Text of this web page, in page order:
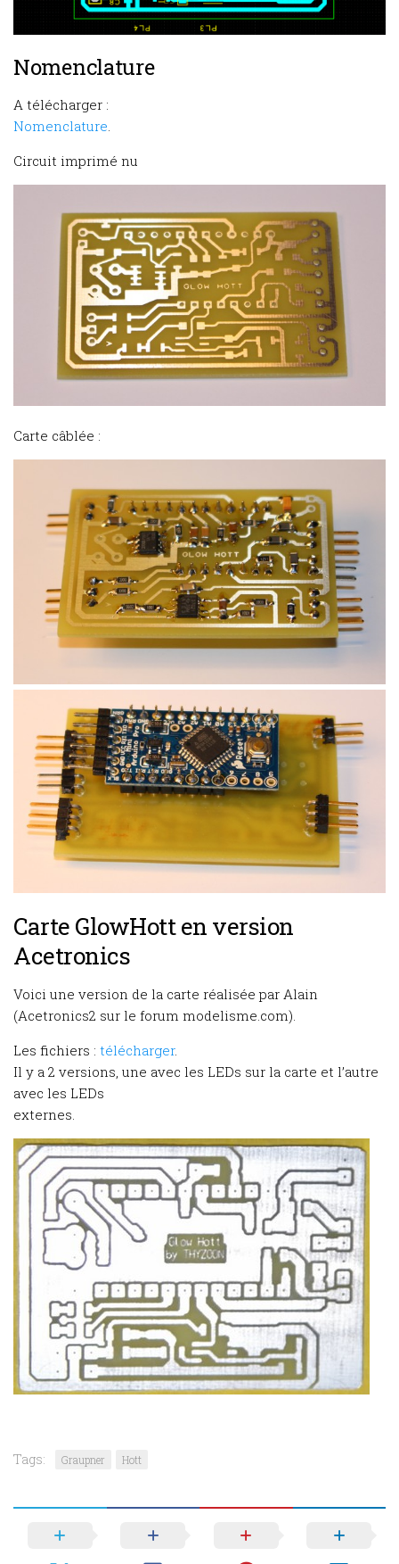
Nomenclature
A télécharger :
Nomenclature
Circuit imprimé nu
Carte câblée :
Carte GlowHott en version
Acetronics
Voici une version de la carte réalisée par Alain
(Acetronics2 sur le forum modelisme.com).
Les fichiers : télécharger.
Il y a 2 versions, une avec les LEDs sur la carte et l’autre
avec les LEDs
externes.
Tags: Graupner Hott